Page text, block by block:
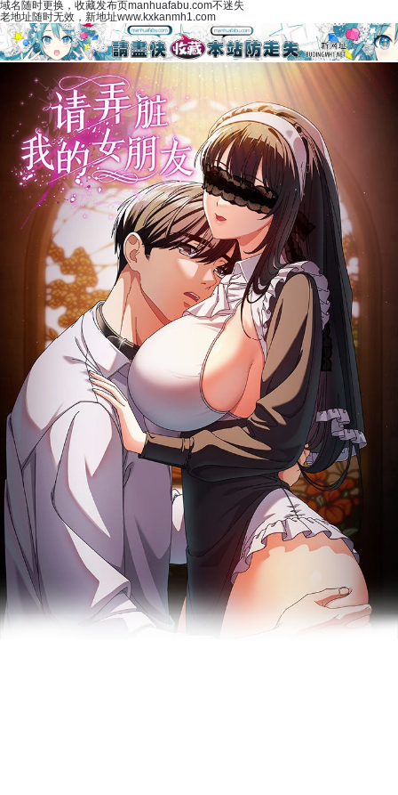
域名随时更换，收藏发布页manhuafabu.com不迷失
老地址随时无效，新地址www.kxkanmh1.com